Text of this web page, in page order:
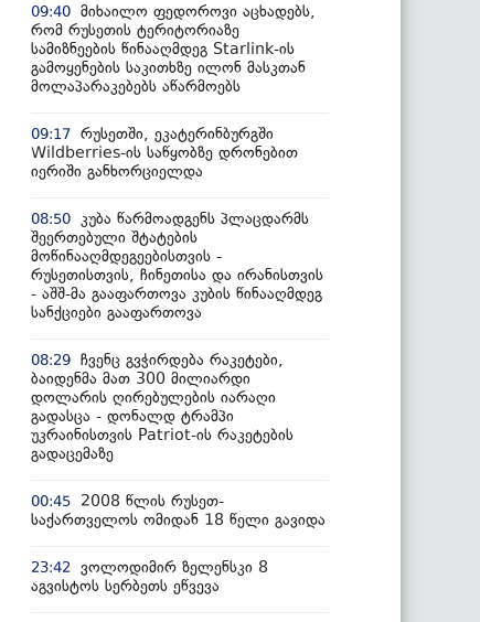
09:40 მიხაილო ფედოროვი აცხადებს,
რომ რუსეთის ტერიტორიაზე
სამიზნეების წინააღმდეგ Starlink-ის
გამოყენების საკითხზე ილონ მასკთან
მოლაპარაკებებს აწარმოებს
09:17 რუსეთში, ეკატერინბურგში
Wildberries-ის საწყობზე დრონებით
იერიში განხორციელდა
08:50 კუბა წარმოადგენს პლაცდარმს
შეერთებული შტატების
მოწინააღმდეგეებისთვის -
რუსეთისთვის, ჩინეთისა და ირანისთვის
- აშშ-მა გააფართოვა კუბის წინააღმდეგ
სანქციები გააფართოვა
08:29 ჩვენც გვჭირდება რაკეტები,
ბაიდენმა მათ 300 მილიარდი
დოლარის ღირებულების იარაღი
გადასცა - დონალდ ტრამპი
უკრაინისთვის Patriot-ის რაკეტების
გადაცემაზე
00:45
2008 წლის რუსეთ-
საქართველოს ომიდან 18 წელი გავიდა
23:42
ვოლოდიმირ ზელენსკი 8
აგვისტოს სერბეთს ეწვევა